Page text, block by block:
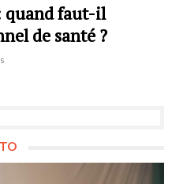
quand faut-il
de santé ?